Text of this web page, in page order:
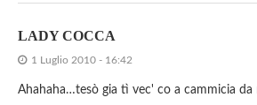
LADY COCCA
1 Luglio 2010 - 16:42
Ahahaha…tesò gia tì vec' co a cammicia